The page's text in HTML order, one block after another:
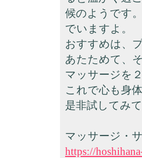
候のようです
でいますよ。
おすすめは、
あたためて、
マッサージを
これで心も身
是非試してみ
マッサージ・
https://